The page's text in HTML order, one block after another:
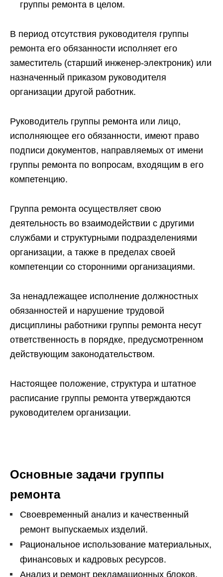
группы ремонта в целом.
В период отсутствия руководителя группы
ремонта его обязанности исполняет его
заместитель (старший инженер-электроник) или
назначенный приказом руководителя
организации другой работник.
Руководитель группы ремонта или лицо,
исполняющее его обязанности, имеют право
подписи документов, направляемых от имени
группы ремонта по вопросам, входящим в его
компетенцию.
Группа ремонта осуществляет свою
деятельность во взаимодействии с другими
службами и структурными подразделениями
организации, а также в пределах своей
компетенции со сторонними организациями.
За ненадлежащее исполнение должностных
обязанностей и нарушение трудовой
дисциплины работники группы ремонта несут
ответственность в порядке, предусмотренном
действующим законодательством.
Настоящее положение, структура и штатное
расписание группы ремонта утверждаются
руководителем организации.
Основные задачи группы
ремонта
Своевременный анализ и качественный
ремонт выпускаемых изделий.
Рациональное использование материальных,
финансовых и кадровых ресурсов.
Анализ и ремонт рекламационных блоков.